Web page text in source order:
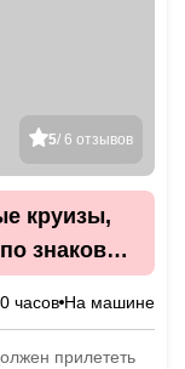
5/ 6 отзывов
круизы,
знаковым
часов На машине
прилететь